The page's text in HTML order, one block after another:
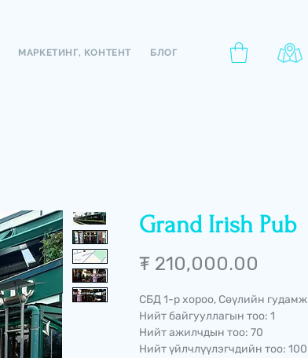
МАРКЕТИНГ, КОНТЕНТ БЛОГ
Grand Irish Pub
₮ 210,000.00
СБД 1-р хороо, Сөүлийн гудамж
Нийт байгууллагын тоо: 1
Нийт ажилчдын тоо: 70
Нийт үйлчлүүлэгчдийн тоо: 100